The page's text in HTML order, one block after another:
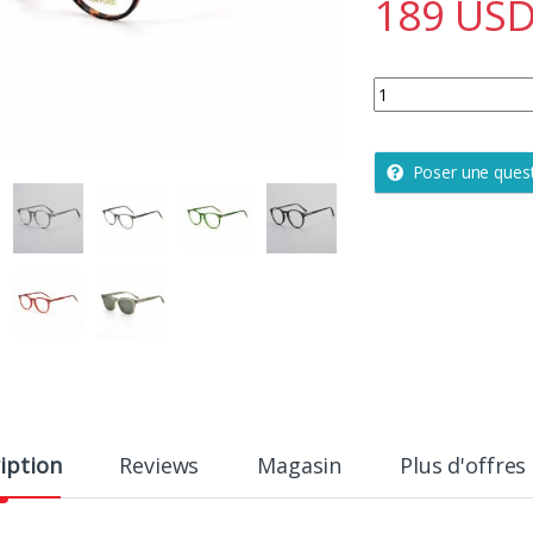
189
Tom Ford quantity
Poser une
Reviews Magasin Plus d'offres